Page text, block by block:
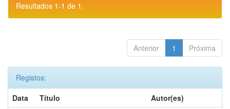
Resultados 1-1 de 1.
Anterior 1 Próxima
Registos:
Data
Título
Autor(es)